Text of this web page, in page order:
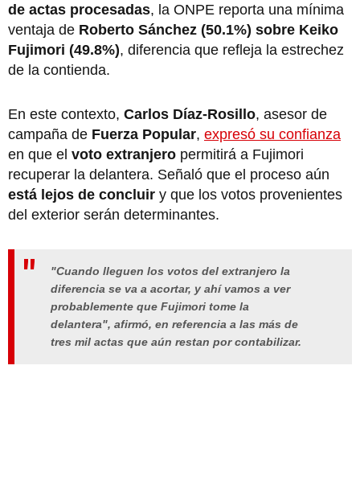
de actas procesadas, la ONPE reporta una mínima
ventaja de Roberto Sánchez (50.1%) sobre Keiko
Fujimori (49.8%), diferencia que refleja la estrechez
de la contienda.
En este contexto, Carlos Díaz-Rosillo, asesor de
campaña de Fuerza Popular, expresó su confianza
en que el voto extranjero permitirá a Fujimori
recuperar la delantera. Señaló que el proceso aún
está lejos de concluir y que los votos provenientes
del exterior serán determinantes.
"Cuando lleguen los votos del extranjero la
diferencia se va a acortar, y ahí vamos a ver
probablemente que Fujimori tome la
delantera", afirmó, en referencia a las más de
tres mil actas que aún restan por contabilizar.